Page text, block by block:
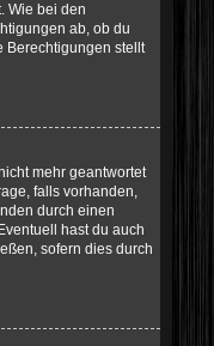
Wie bei den
ab, ob du
Berechtigungen stellt
mehr geantwortet
falls vorhanden,
durch einen
hast du auch
sofern dies durch